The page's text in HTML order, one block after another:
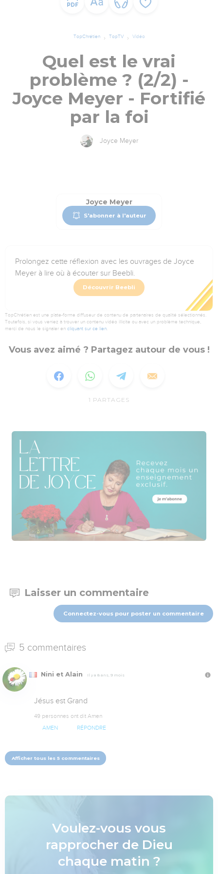
TopChrétien TopTV Vidéo
Quel est le vrai
problème ? (2/2) -
Joyce Meyer - Fortifié
par la foi
Joyce Meyer
Joyce Meyer
S'abonner à l'auteur
Prolongez cette réflexion avec les ouvrages de Joyce
Meyer à lire où à écouter sur Beebli.
Découvrir Beebli
TopChrétien est une plate-forme diffuseur de contenu de partenaires de qualité sélectionnés.
Toutefois, si vous veniez à trouver un contenu vidéo illicite ou avec un problème technique,
merci de nous le signaler en cliquant sur ce lien.
Vous avez aimé ? Partagez autour de vous !
1 PARTAGES
Laisser un commentaire
Connectez-vous pour poster un commentaire
5 commentaires
Nini et Alain Il y a 8 ans, 9 mois
Jésus est Grand
49 personnes ont dit Amen
AMEN RÉPONDRE
Afficher tous les 5 commentaires
Voulez-vous vous
rapprocher de Dieu
chaque matin ?